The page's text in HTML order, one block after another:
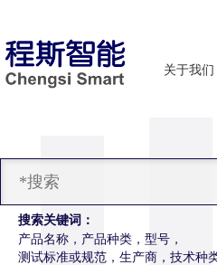
关于我们
搜索关键词：
产品名称，产品种类，型号，
测试标准或规范，生产商，技术种